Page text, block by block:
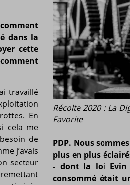
dans la
cette
travaillé
En
cela me
de
j’avais
secteur
remettant
Récolte 2020 : La
Favorite
PDP. Nous
plus en plus
- dont la loi Evin
consommé était